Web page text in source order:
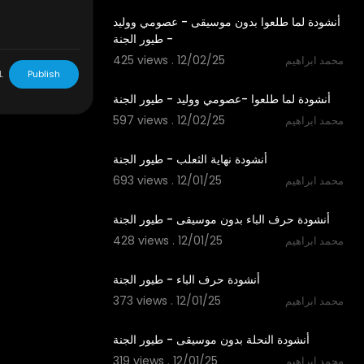
أنشودة لما طلعوا بدون موسيقى - عصومي ووليد
- طيور الجنة
425 views . 12/02/25
محمد ابراهيم
أنشودة لما طلعوا -عصومي ووليد - طيور الجنة
597 views . 12/02/25
محمد ابراهيم
أنشودة نهاية الثعلب - طيور الجنة
693 views . 12/01/25
محمد ابراهيم
أنشودة حرف الباء بدون موسيقى - طيور الجنة
428 views . 12/01/25
محمد ابراهيم
أنشودة حرف الباء - طيور الجنة
373 views . 12/01/25
محمد ابراهيم
أنشودة النحلة بدون موسيقى - طيور الجنة
319 views . 12/01/25
Publish